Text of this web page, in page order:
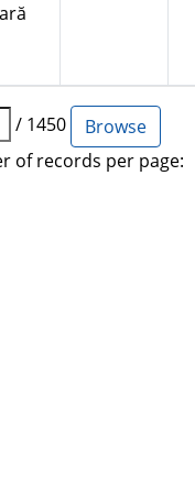
/ 1450
of records per page: